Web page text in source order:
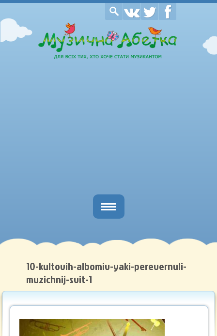
Головна
Нотна грамота
Методичні роботи
Рекомендуємо
10-kultovih-albomiv-yaki-perevernuli-
muzichnij-svit-1